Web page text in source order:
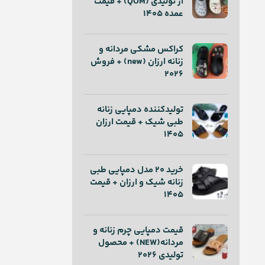
عمده 1405
کراکس مشکی مردانه و
زنانه ارزان (new) + فروش
2026
تولیدکننده دمپایی زنانه
طبی شیک + قیمت ارزان
1405
خرید ۲۰ مدل دمپایی طبی
زنانه شیک و ارزان + قیمت
1405
قیمت دمپایی چرم زنانه و
مردانه(NEW) + محصول
تولیدی 2026